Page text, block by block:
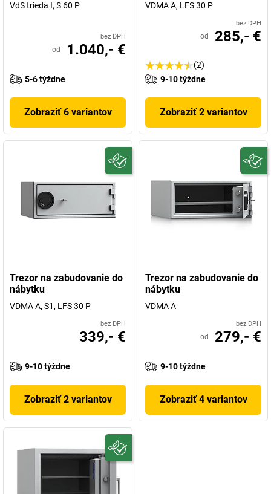
VdS trieda I, S 60 P
bez DPH
od 1.040,- €
5-6 týždne
Zobraziť 6 variantov
VDMA A, LFS 30 P
bez DPH
od 285,- €
(2)
9-10 týždne
Zobraziť 2 variantov
Trezor na zabudovanie do
nábytku
VDMA A, S1, LFS 30 P
bez DPH
339,- €
9-10 týždne
Zobraziť 2 variantov
Trezor na zabudovanie do
nábytku
VDMA A
bez DPH
od 279,- €
9-10 týždne
Zobraziť 4 variantov